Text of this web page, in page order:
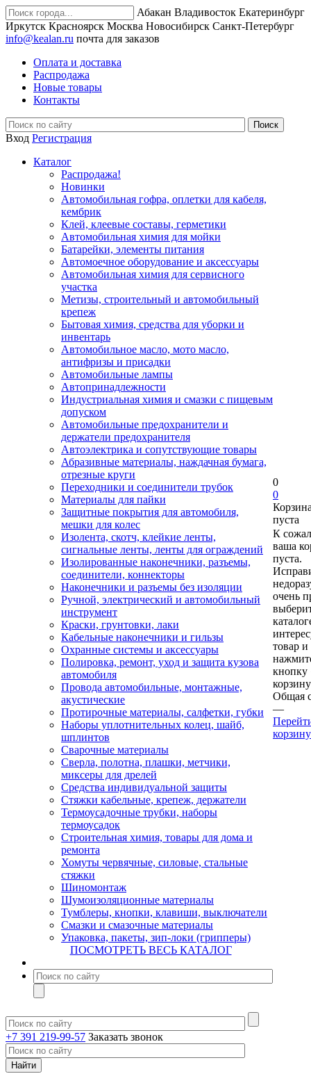
Абакан Владивосток Екатеринбург
Иркутск Красноярск Москва Новосибирск Санкт-Петербург
info@kealan.ru почта для заказов
Оплата и доставка
Распродажа
Новые товары
Контакты
Вход Регистрация
Каталог
Распродажа!
Новинки
Автомобильная гофра, оплетки для кабеля,
кембрик
Клей, клеевые составы, герметики
Автомобильная химия для мойки
Батарейки, элементы питания
Автомоечное оборудование и аксессуары
Автомобильная химия для сервисного
участка
Метизы, строительный и автомобильный
крепеж
Бытовая химия, средства для уборки и
инвентарь
Автомобильное масло, мото масло,
антифризы и присадки
Автомобильные лампы
Автопринадлежности
Индустриальная химия и смазки с пищевым
допуском
Автомобильные предохранители и
держатели предохранителя
Автоэлектрика и сопутствующие товары
Абразивные материалы, наждачная бумага,
отрезные круги
Переходники и соединители трубок
Материалы для пайки
Защитные покрытия для автомобиля,
мешки для колес
Изолента, скотч, клейкие ленты,
сигнальные ленты, ленты для ограждений
Изолированные наконечники, разъемы,
соединители, коннекторы
Наконечники и разъемы без изоляции
Ручной, электрический и автомобильный
инструмент
Краски, грунтовки, лаки
Кабельные наконечники и гильзы
Охранные системы и аксессуары
Полировка, ремонт, уход и защита кузова
автомобиля
Провода автомобильные, монтажные,
акустические
Протирочные материалы, салфетки, губки
Наборы уплотнительных колец, шайб,
шплинтов
Сварочные материалы
Сверла, полотна, плашки, метчики,
миксеры для дрелей
Средства индивидуальной защиты
Стяжки кабельные, крепеж, держатели
Термоусадочные трубки, наборы
термоусадок
Строительная химия, товары для дома и
ремонта
Хомуты червячные, силовые, стальные
стяжки
Шиномонтаж
Шумоизоляционные материалы
Тумблеры, кнопки, клавиши, выключатели
Смазки и смазочные материалы
Упаковка, пакеты, зип-локи (грипперы)
ПОСМОТРЕТЬ ВЕСЬ КАТАЛОГ
+7 391 219-99-57 Заказать звонок
0
0
пуста
К
ваша
пуста.
очень
товар и
кнопку
Общая
—
корзину